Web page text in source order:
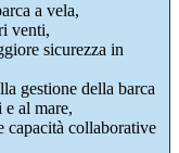
a vela,
venti,
sicurezza in
gestione della barca
al mare,
capacità collaborative